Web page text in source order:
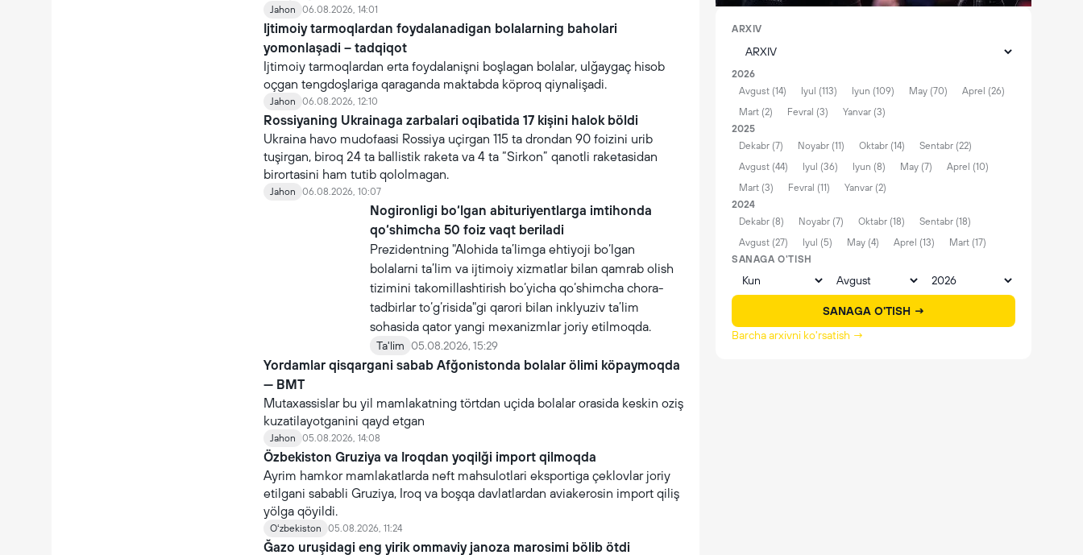
Jahon 06.08.2026, 14:01
Ijtimoiy tarmoqlardan foydalanadigan bolalarning baholari
yomonlaşadi – tadqiqot
Ijtimoiy tarmoqlardan erta foydalanişni boşlagan bolalar, ulğaygaç hisob
oçgan tengdoşlariga qaraganda maktabda köproq qiynalişadi.
Jahon 06.08.2026, 12:10
Rossiyaning Ukrainaga zarbalari oqibatida 17 kişini halok böldi
Ukraina havo mudofaasi Rossiya uçirgan 115 ta drondan 90 foizini urib
tuşirgan, biroq 24 ta ballistik raketa va 4 ta “Sirkon” qanotli raketasidan
birortasini ham tutib qololmagan.
Jahon 06.08.2026, 10:07
Nogironligi bo‘lgan abituriyentlarga imtihonda
qo‘shimcha 50 foiz vaqt beriladi
Prezidentning "Alohida ta’limga ehtiyoji bo‘lgan
bolalarni ta’lim va ijtimoiy xizmatlar bilan qamrab olish
tizimini takomillashtirish bo‘yicha qo‘shimcha chora-
tadbirlar to‘g‘risida"gi qarori bilan inklyuziv ta’lim
sohasida qator yangi mexanizmlar joriy etilmoqda.
Ta'lim 05.08.2026, 15:29
Yordamlar qisqargani sabab Afğonistonda bolalar ölimi köpaymoqda
— BMT
Mutaxassislar bu yil mamlakatning törtdan uçida bolalar orasida keskin oziş
kuzatilayotganini qayd etgan
Jahon 05.08.2026, 14:08
Özbekiston Gruziya va Iroqdan yoqilği import qilmoqda
Ayrim hamkor mamlakatlarda neft mahsulotlari eksportiga çeklovlar joriy
etilgani sababli Gruziya, Iroq va boşqa davlatlardan aviakerosin import qiliş
yölga qöyildi.
Oʻzbekiston 05.08.2026, 11:24
Ğazo uruşidagi eng yirik ommaviy janoza marosimi bölib ötdi
ARXIV
2026
Avgust (14)
Iyul (113) Iyun (109) May (70)
Aprel (26)
Mart (2)
Fevral (3)
Yanvar (3)
2025
Dekabr (7)
Noyabr (11) Oktabr (14)
Sentabr (22)
Avgust (44)
Iyul (36) Iyun (8) May (7)
Aprel (10)
Mart (3)
Fevral (11)
Yanvar (2)
2024
Dekabr (8)
Noyabr (7) Oktabr (18)
Sentabr (18)
Avgust (27)
Iyul (5) May (4) Aprel (13)
Mart (17)
SANAGA O'TISH
SANAGA O'TISH →
Barcha arxivni ko'rsatish →